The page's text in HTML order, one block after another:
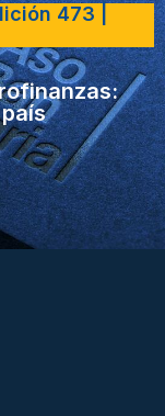
473 |